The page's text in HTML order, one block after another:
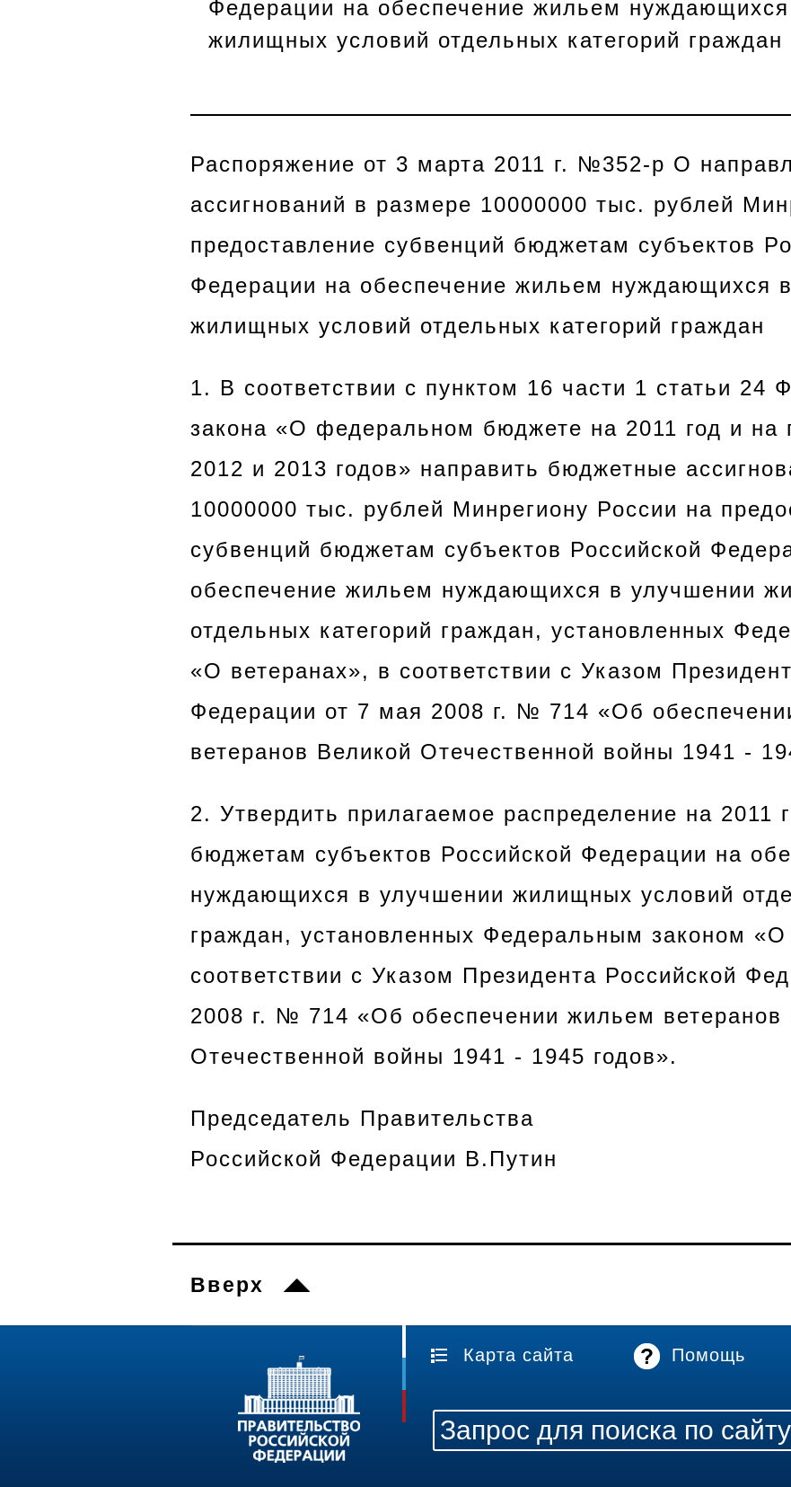
Федерации на обеспечение жильем
жилищных условий отдельных категорий граждан
Распоряжение от 3 марта 2011 г. №352-р О
ассигнований в размере 10000000 тыс. рублей
предоставление субвенций бюджетам субъектов
Федерации на обеспечение жильем нуждающихся
жилищных условий отдельных категорий граждан
1. В соответствии с пунктом 16 части 1 статьи 24
закона «О федеральном бюджете на 2011 год и на
2012 и 2013 годов» направить бюджетные
10000000 тыс. рублей Минрегиону России на
субвенций бюджетам субъектов Российской
обеспечение жильем нуждающихся в улучшении
отдельных категорий граждан, установленных
«О ветеранах», в соответствии с Указом
Федерации от 7 мая 2008 г. № 714 «Об
ветеранов Великой Отечественной войны 1941 -
2. Утвердить прилагаемое распределение на 2011
бюджетам субъектов Российской Федерации на
нуждающихся в улучшении жилищных условий
граждан, установленных Федеральным законом «О
соответствии с Указом Президента Российской
2008 г. № 714 «Об обеспечении жильем ветеранов
Отечественной войны 1941 - 1945 годов».
Председатель Правительства
Российской Федерации В.Путин
Вверх
Карта сайта Помощь